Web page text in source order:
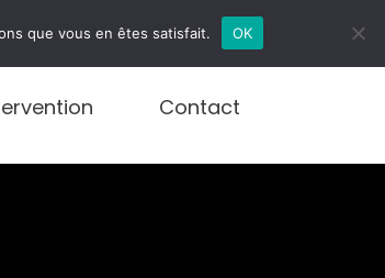
infos@debouchages.brussels
Contact
que vous en êtes satisfait. OK